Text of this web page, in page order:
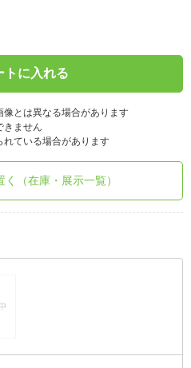
トに入れる
とは異なる場合があります
きません
ている場合があります
く（在庫・展示一覧）